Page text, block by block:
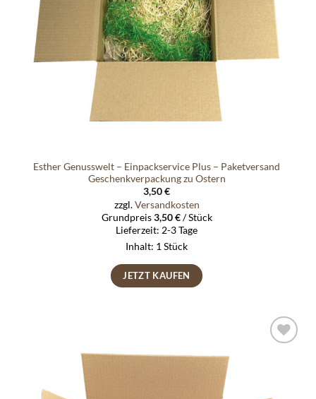
Esther Genusswelt – Einpackservice Plus – Paketversand
Geschenkverpackung zu Ostern
3,50€
zzgl.Versandkosten
Grundpreis3,50€/Stück
Lieferzeit: 2-3 Tage
Inhalt: 1 Stück
JETZT KAUFEN